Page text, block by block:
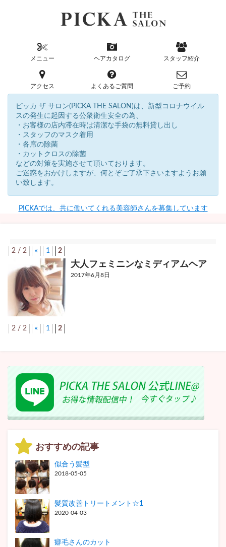
メニュー ヘアカタログ スタッフ紹介
アクセス よくあるご質問 ご予約
ピッカ ザ サロン(PICKA THE SALON)は、新型コロナウイル
スの発生に起因する公衆衛生安全の為、
・お客様の店内滞在時は清潔な手袋の無料貸し出し
・スタッフのマスク着用
・各席の除菌
・カットクロスの除菌
などの対策を実施させて頂いております。
ご迷惑をおかけしますが、何とぞご了承下さいますようお願
い致します。
PICKAでは、共に働いてくれる美容師さんを募集しています
2 / 2 « 1 2
大人フェミニンなミディアムヘア
2017年6月8日
2 / 2 « 1 2
おすすめの記事
似合う髪型
2018-05-05
髪質改善トリートメント☆1
2020-04-03
癖毛さんのカット